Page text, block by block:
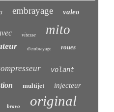
embrayage valeo
vitesse mito
d'embrayage roues
volant
multijet injecteur
bravo original